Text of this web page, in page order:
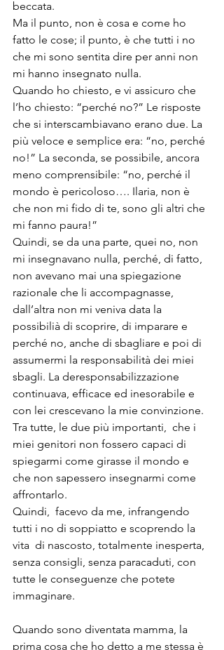
beccata.
Ma il punto, non è cosa e come ho
fatto le cose; il punto, è che tutti i no
che mi sono sentita dire per anni non
mi hanno insegnato nulla.
Quando ho chiesto, e vi assicuro che
l’ho chiesto: “perché no?” Le risposte
che si interscambiavano erano due. La
più veloce e semplice era: “no, perché
no!” La seconda, se possibile, ancora
meno comprensibile: “no, perché il
mondo è pericoloso…. Ilaria, non è
che non mi fido di te, sono gli altri che
mi fanno paura!”
Quindi, se da una parte, quei no, non
mi insegnavano nulla, perché, di fatto,
non avevano mai una spiegazione
razionale che li accompagnasse,
dall’altra non mi veniva data la
possibilià di scoprire, di imparare e
perché no, anche di sbagliare e poi di
assumermi la responsabilità dei miei
sbagli. La deresponsabilizzazione
continuava, efficace ed inesorabile e
con lei crescevano la mie convinzione.
Tra tutte, le due più importanti,  che i
miei genitori non fossero capaci di
spiegarmi come girasse il mondo e
che non sapessero insegnarmi come
affrontarlo.
Quindi,  facevo da me, infrangendo
tutti i no di soppiatto e scoprendo la
vita  di nascosto, totalmente inesperta,
senza consigli, senza paracaduti, con
tutte le conseguenze che potete
immaginare.
Quando sono diventata mamma, la
prima cosa che ho detto a me stessa è